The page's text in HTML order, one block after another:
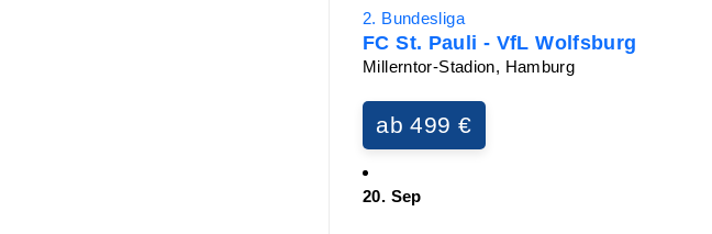
2. Bundesliga
FC St. Pauli - VfL Wolfsburg
Millerntor-Stadion, Hamburg
ab 499 €
20. Sep